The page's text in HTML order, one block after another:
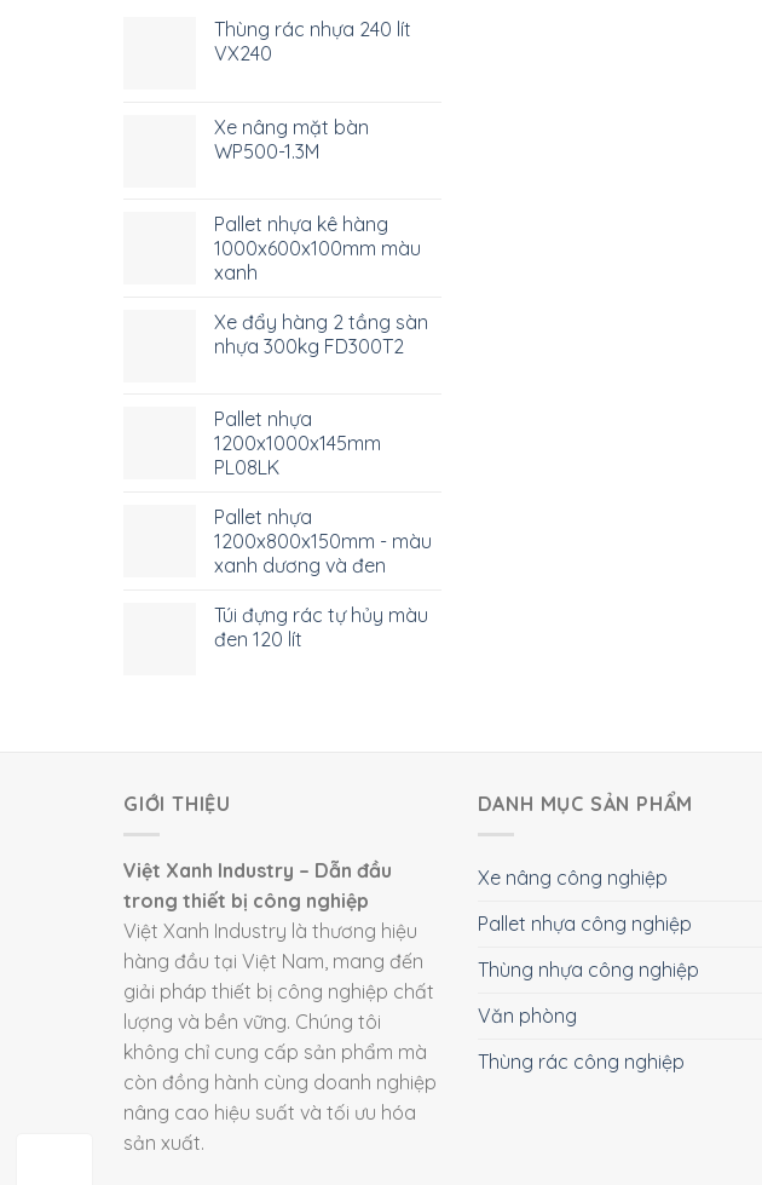
Thùng rác nhựa 240 lít
VX240
Xe nâng mặt bàn
WP500-1.3M
Pallet nhựa kê hàng
1000x600x100mm màu
xanh
Xe đẩy hàng 2 tầng sàn
nhựa 300kg FD300T2
Pallet nhựa
1200x1000x145mm
PL08LK
Pallet nhựa
1200x800x150mm - màu
xanh dương và đen
Túi đựng rác tự hủy màu
đen 120 lít
GIỚI THIỆU
Việt Xanh Industry – Dẫn đầu
trong thiết bị công nghiệp
Việt Xanh Industry là thương hiệu
hàng đầu tại Việt Nam, mang đến
giải pháp thiết bị công nghiệp chất
lượng và bền vững. Chúng tôi
không chỉ cung cấp sản phẩm mà
còn đồng hành cùng doanh nghiệp
nâng cao hiệu suất và tối ưu hóa
sản xuất.
DANH MỤC SẢN PHẨM
Xe nâng công nghiệp
Pallet nhựa công nghiệp
Thùng nhựa công nghiệp
Văn phòng
Thùng rác công nghiệp